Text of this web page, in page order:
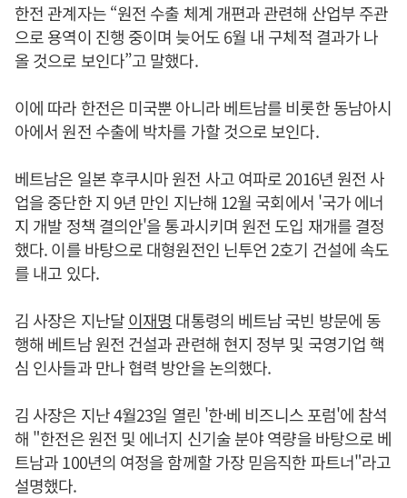
한전 관계자는 “원전 수출 체계 개편과 관련해 산업부 주관
으로 용역이 진행 중이며 늦어도 6월 내 구체적 결과가 나
올 것으로 보인다”고 말했다.
이에 따라 한전은 미국뿐 아니라 베트남를 비롯한 동남아시
아에서 원전 수출에 박차를 가할 것으로 보인다.
베트남은 일본 후쿠시마 원전 사고 여파로 2016년 원전 사
업을 중단한 지 9년 만인 지난해 12월 국회에서 '국가 에너
지 개발 정책 결의안'을 통과시키며 원전 도입 재개를 결정
했다. 이를 바탕으로 대형원전인 닌투언 2호기 건설에 속도
를 내고 있다.
김 사장은 지난달이재명 대통령의 베트남 국빈 방문에 동
행해 베트남 원전 건설과 관련해 현지 정부 및 국영기업 핵
심 인사들과 만나 협력 방안을 논의했다.
김 사장은 지난 4월23일 열린 '한·베 비즈니스 포럼'에 참석
해 "한전은 원전 및 에너지 신기술 분야 역량을 바탕으로 베
트남과 100년의 여정을 함께할 가장 믿음직한 파트너"라고
설명했다.